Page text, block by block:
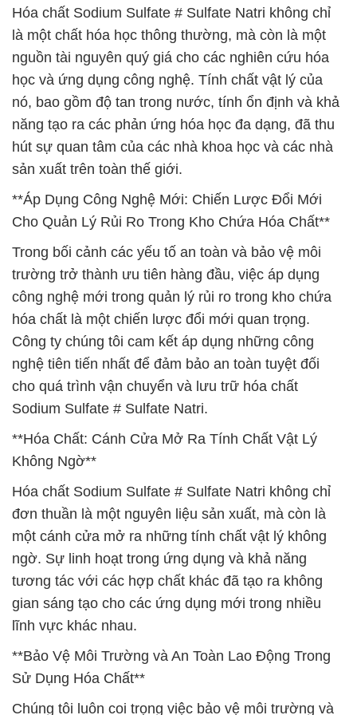
Hóa chất Sodium Sulfate # Sulfate Natri không chỉ
là một chất hóa học thông thường, mà còn là một
nguồn tài nguyên quý giá cho các nghiên cứu hóa
học và ứng dụng công nghệ. Tính chất vật lý của
nó, bao gồm độ tan trong nước, tính ổn định và khả
năng tạo ra các phản ứng hóa học đa dạng, đã thu
hút sự quan tâm của các nhà khoa học và các nhà
sản xuất trên toàn thế giới.
**Áp Dụng Công Nghệ Mới: Chiến Lược Đổi Mới
Cho Quản Lý Rủi Ro Trong Kho Chứa Hóa Chất**
Trong bối cảnh các yếu tố an toàn và bảo vệ môi
trường trở thành ưu tiên hàng đầu, việc áp dụng
công nghệ mới trong quản lý rủi ro trong kho chứa
hóa chất là một chiến lược đổi mới quan trọng.
Công ty chúng tôi cam kết áp dụng những công
nghệ tiên tiến nhất để đảm bảo an toàn tuyệt đối
cho quá trình vận chuyển và lưu trữ hóa chất
Sodium Sulfate # Sulfate Natri.
**Hóa Chất: Cánh Cửa Mở Ra Tính Chất Vật Lý
Không Ngờ**
Hóa chất Sodium Sulfate # Sulfate Natri không chỉ
đơn thuần là một nguyên liệu sản xuất, mà còn là
một cánh cửa mở ra những tính chất vật lý không
ngờ. Sự linh hoạt trong ứng dụng và khả năng
tương tác với các hợp chất khác đã tạo ra không
gian sáng tạo cho các ứng dụng mới trong nhiều
lĩnh vực khác nhau.
**Bảo Vệ Môi Trường và An Toàn Lao Động Trong
Sử Dụng Hóa Chất**
Chúng tôi luôn coi trọng việc bảo vệ môi trường và